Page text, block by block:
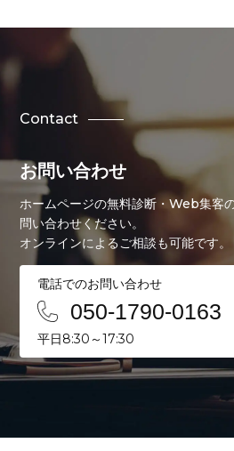
Contact
お問い合わせ
ホームページの無料診断・Web集客
問い合わせください。
オンラインによるご相談も可能です。
電話でのお問い合わせ
050-1790-0163
平日8:30～17:30